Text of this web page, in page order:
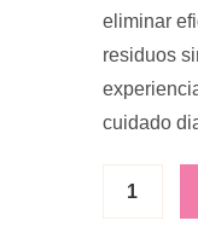
eliminar
residuos
cuidado